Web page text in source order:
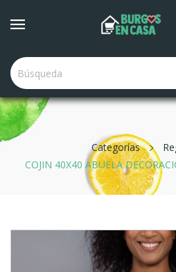
Categorías
COJIN 40X40 ABUELA